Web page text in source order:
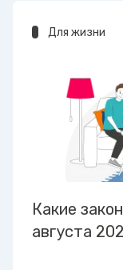
Для жизни
Какие
августа